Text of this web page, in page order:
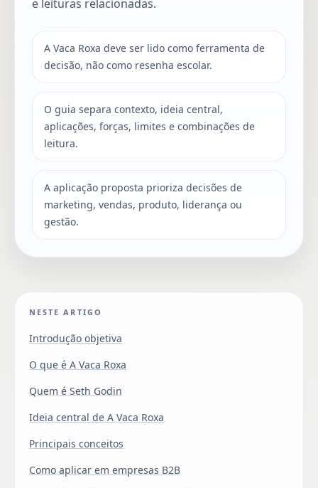
e leituras relacionadas.
A Vaca Roxa deve ser lido como ferramenta de
decisão, não como resenha escolar.
O guia separa contexto, ideia central,
aplicações, forças, limites e combinações de
leitura.
A aplicação proposta prioriza decisões de
marketing, vendas, produto, liderança ou
gestão.
NESTE ARTIGO
Introdução objetiva
O que é A Vaca Roxa
Quem é Seth Godin
Ideia central de A Vaca Roxa
Principais conceitos
Como aplicar em empresas B2B